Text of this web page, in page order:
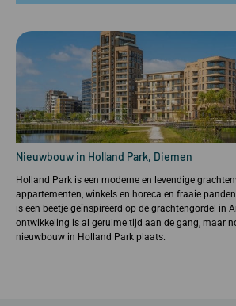
Nieuwbouw in Holland Park, Diemen
Holland Park is een moderne en levendige
appartementen, winkels en horeca en fraaie
is een beetje geïnspireerd op de grachtengordel in
ontwikkeling is al geruime tijd aan de gang, maar
nieuwbouw in Holland Park plaats.